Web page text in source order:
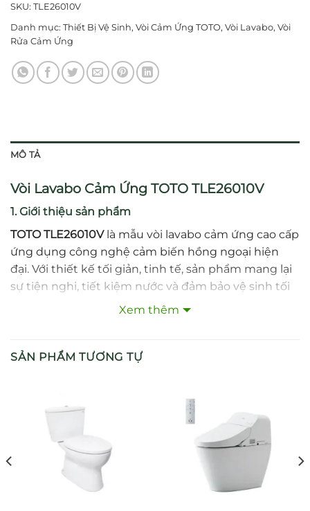
SKU: TLE26010V
Danh mục: Thiết Bị Vệ Sinh, Vòi Cảm Ứng TOTO, Vòi Lavabo, Vòi
Rửa Cảm Ứng
MÔ TẢ
Vòi Lavabo Cảm Ứng TOTO TLE26010V
1. Giới thiệu sản phẩm
TOTO TLE26010Vlà mẫu vòi lavabo cảm ứng cao cấp
ứng dụng công nghệ cảm biến hồng ngoại hiện
đại. Với thiết kế tối giản, tinh tế, sản phẩm mang lại
sự tiện nghi, tiết kiệm nước và đảm bảo vệ sinh tối
ưu cho không gian phòng tắm.
Công nghệ cảm biến hồng ngoại thông minh, tự
Thiết kế nhỏ gọn, sang trọng, phù hợp nhiều loại
Lớp mạ Nickel – Crom cao cấp, chống bong tróc
và gỉ sét.
Xem thêm
SẢN PHẨM TƯƠNG TỰ